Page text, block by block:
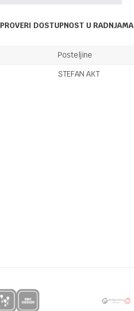
PROVERI DOSTUPNOST U RADNJAMA
Posteljine
STEFAN AKT